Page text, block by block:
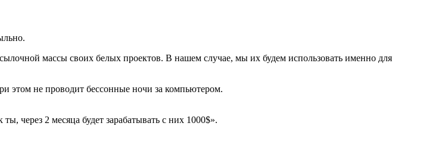
массы своих белых проектов. В нашем случае, мы их будем использовать именно для
этом не проводит бессонные ночи за компьютером.
через 2 месяца будет зарабатывать с них 1000$».